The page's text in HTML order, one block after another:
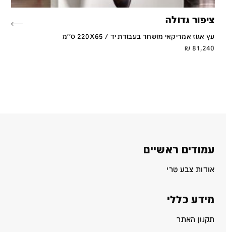
ציפור גדולה
עץ אגוז אמריקאי מושחר בעבודת יד / 220X65 ס''מ
81,240
₪
עמודים ראשיים
אודות צבע טרי
מידע כללי
תקנון האתר